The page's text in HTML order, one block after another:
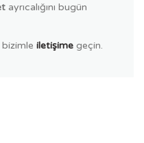
ayrıcalığını bugün
iletişime geçin.